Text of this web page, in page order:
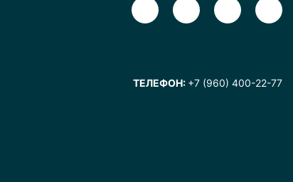
ТЕЛЕФОН: +7 (960) 400-22-77